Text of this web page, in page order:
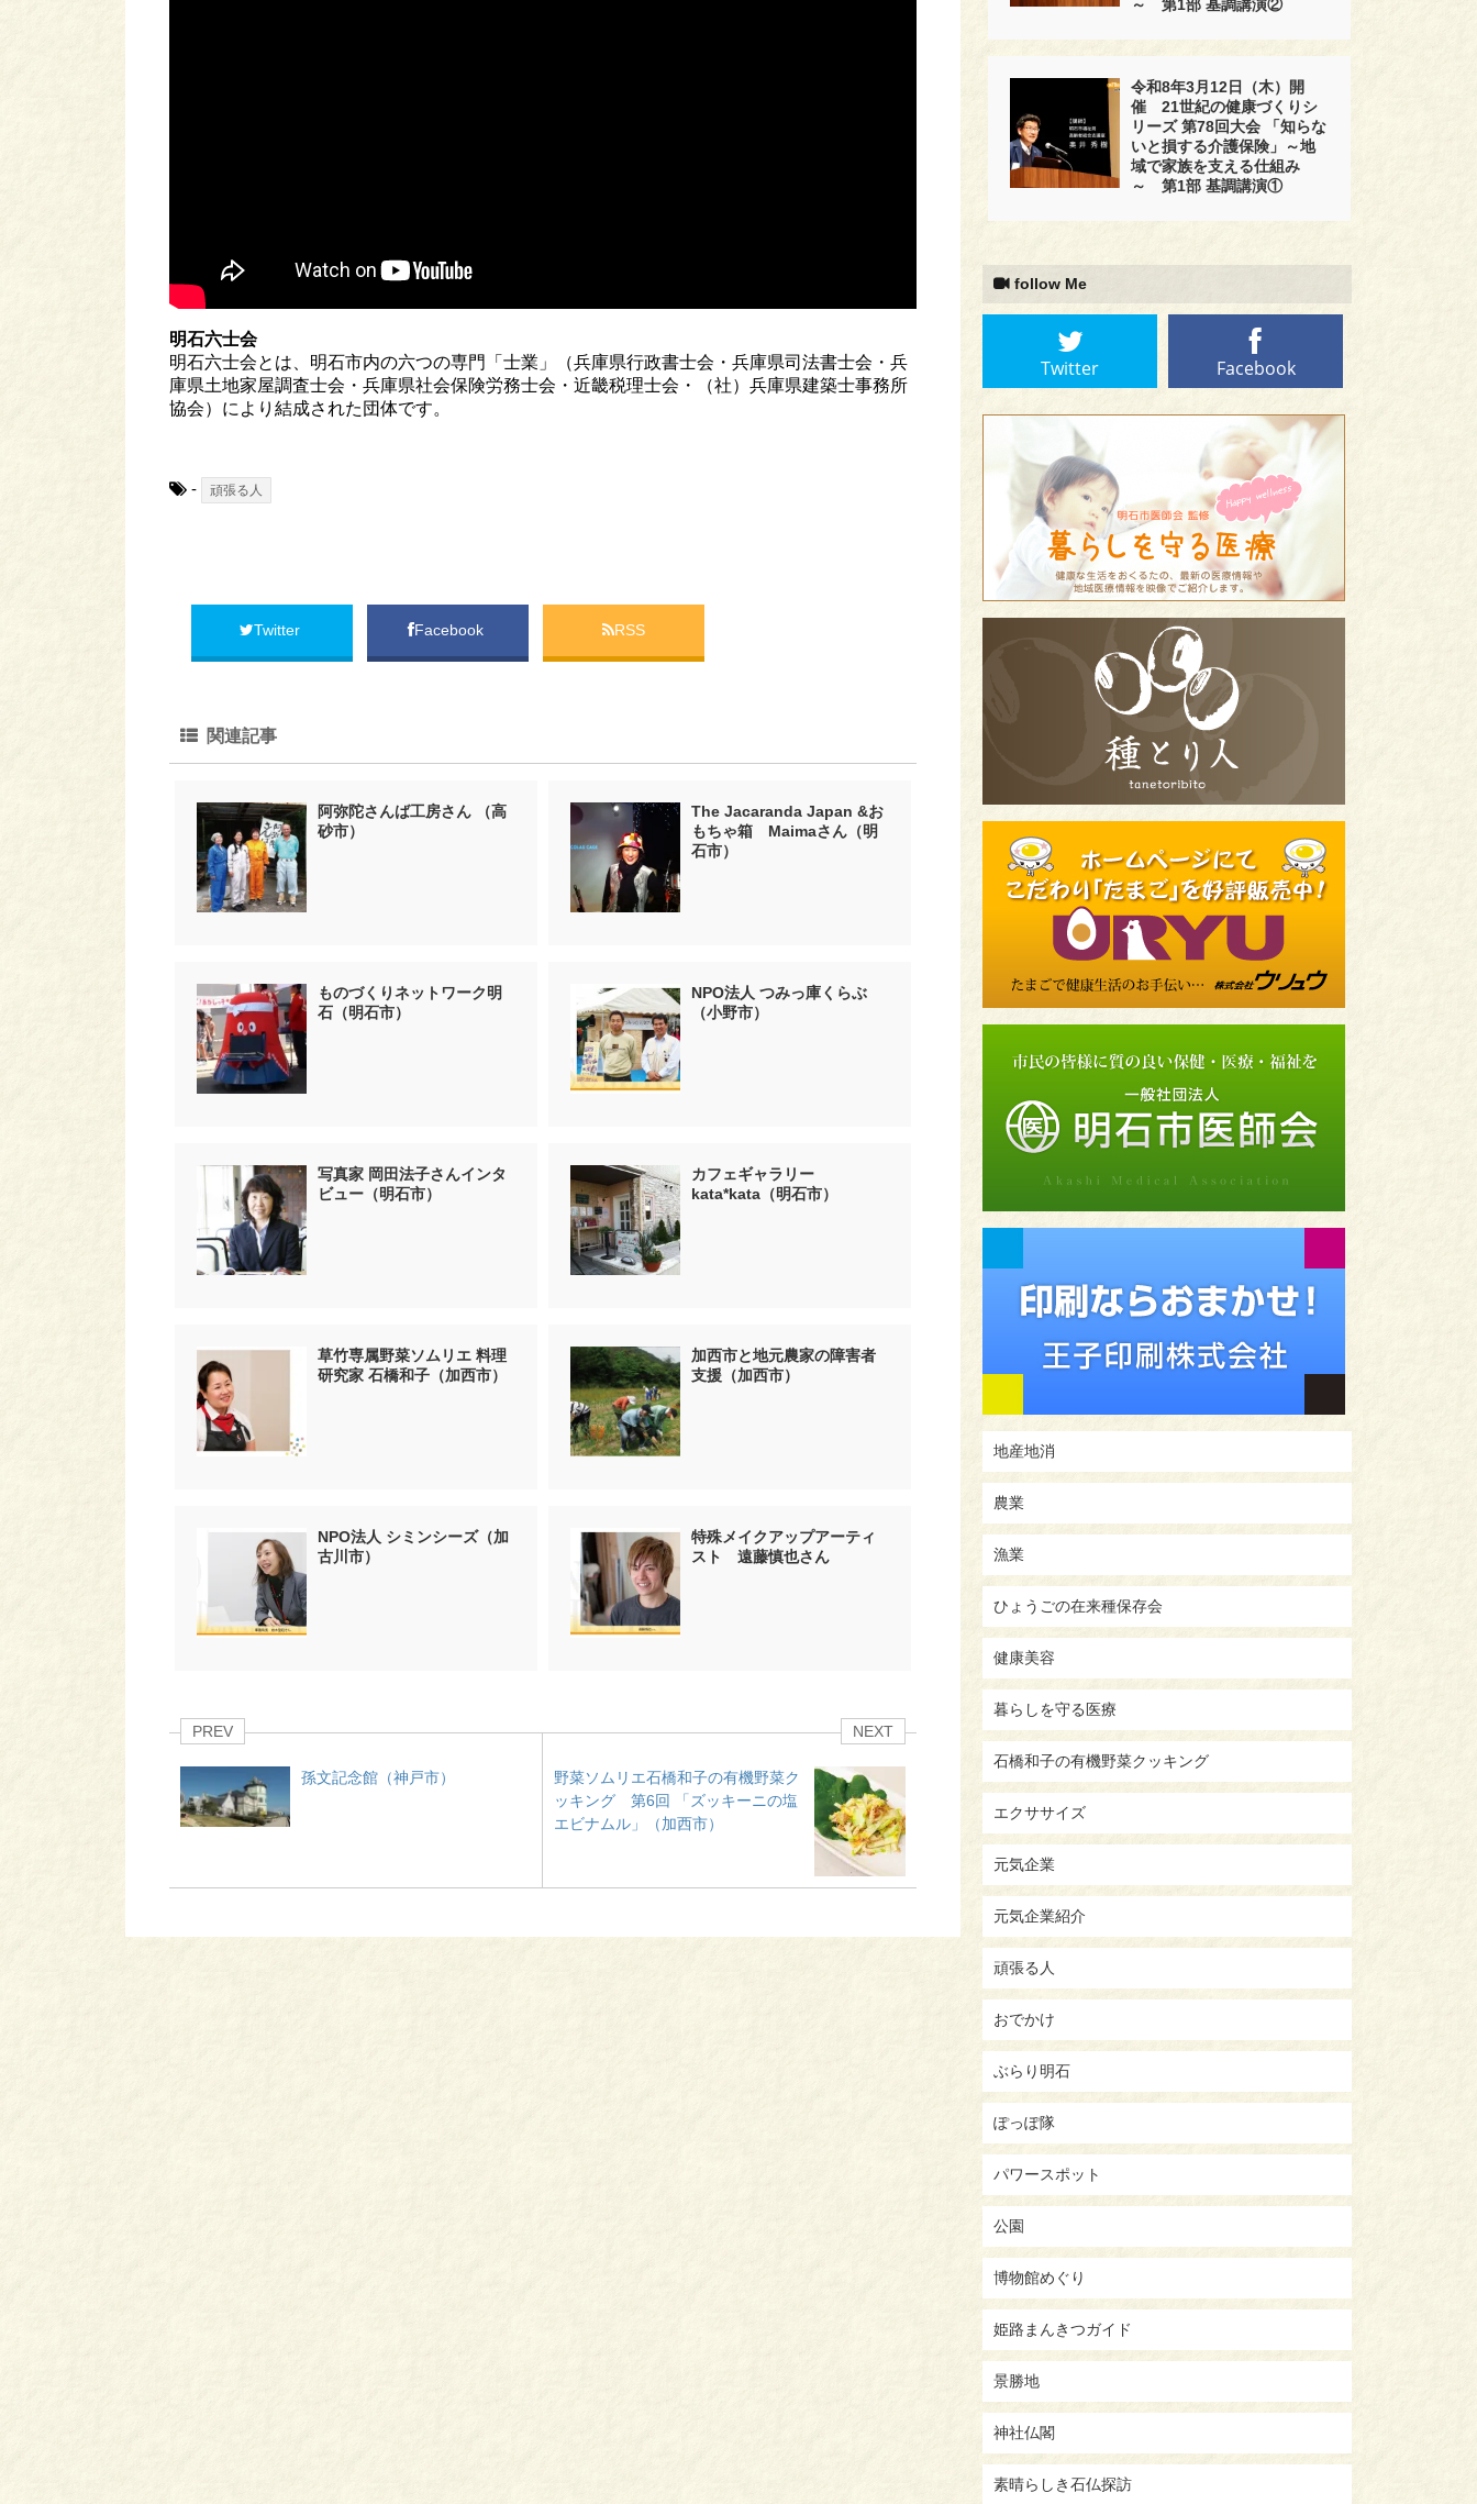
明石六士会
明石六士会とは、明石市内の六つの専門「士業」（兵庫県行政書士会・兵庫県司法書士会・兵
庫県土地家屋調査士会・兵庫県社会保険労務士会・近畿税理士会・（社）兵庫県建築士事務所
協会）により結成された団体です。
- 頑張る人
Twitter Facebook RSS
関連記事
阿弥陀さんば工房さん （高
砂市）
The Jacaranda Japan &お
もちゃ箱 Maimaさん（明
石市）
ものづくりネットワーク明
石（明石市）
NPO法人 つみっ庫くらぶ
（小野市）
写真家 岡田法子さんインタ
ビュー（明石市）
カフェギャラリー
kata*kata（明石市）
草竹専属野菜ソムリエ 料理
研究家 石橋和子（加西市）
加西市と地元農家の障害者
支援（加西市）
NPO法人 シミンシーズ（加
古川市）
特殊メイクアップアーティ
スト 遠藤慎也さん
PREV
孫文記念館（神戸市）
NEXT
野菜ソムリエ石橋和子の有機野菜ク
ッキング 第6回 「ズッキーニの塩
エビナムル」（加西市）
～ 第1部 基調講演②
令和8年3月12日（木）開
催 21世紀の健康づくりシ
リーズ 第78回大会 「知らな
いと損する介護保険」～地
域で家族を支える仕組み
～ 第1部 基調講演①
follow Me
Twitter Facebook
地産地消
農業
漁業
ひょうごの在来種保存会
健康美容
暮らしを守る医療
石橋和子の有機野菜クッキング
エクササイズ
元気企業
元気企業紹介
頑張る人
おでかけ
ぶらり明石
ぽっぽ隊
パワースポット
公園
博物館めぐり
姫路まんきつガイド
景勝地
神社仏閣
素晴らしき石仏探訪